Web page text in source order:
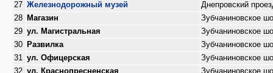
27 Железнодорожный музей
Днепровский
28
Магазин
Зубчаниновское
29 ул. Магистральная
Зубчаниновское
30
Развилка
Зубчаниновское
31 ул. Офицерская
Зубчаниновское
32 ул. Краснопресненская
Зубчаниновское